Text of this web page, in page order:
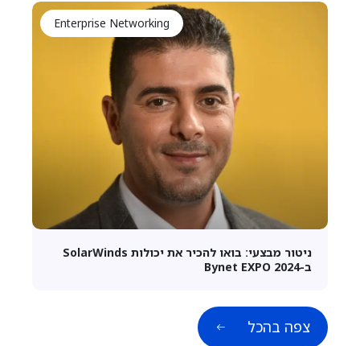
Enterprise Networking
ניטור מבצעי: בואו להכיר את יכולות SolarWinds
ב-Bynet EXPO 2024
צפה בהכל